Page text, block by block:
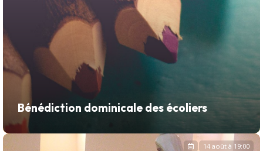
Bénédiction dominicale des écoliers
14 août à 19:00